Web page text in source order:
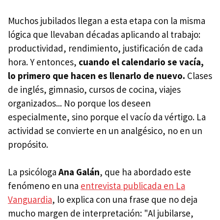
Muchos jubilados llegan a esta etapa con la misma
lógica que llevaban décadas aplicando al trabajo:
productividad, rendimiento, justificación de cada
hora. Y entonces, cuando el calendario se vacía,
lo primero que hacen es llenarlo de nuevo. Clases
de inglés, gimnasio, cursos de cocina, viajes
organizados... No porque los deseen
especialmente, sino porque el vacío da vértigo. La
actividad se convierte en un analgésico, no en un
propósito.
La psicóloga Ana Galán, que ha abordado este
fenómeno en una entrevista publicada en La
Vanguardia, lo explica con una frase que no deja
mucho margen de interpretación: "Al jubilarse,